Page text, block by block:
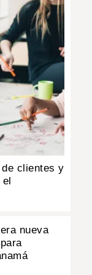
clientes y
nueva